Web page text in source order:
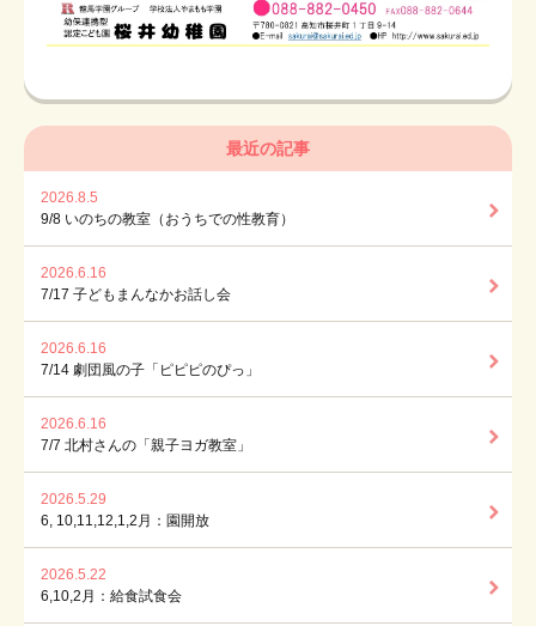
最近の記事
2026.8.5
9/8 いのちの教室（おうちでの性教育）
2026.6.16
7/17 子どもまんなかお話し会
2026.6.16
7/14 劇団風の子「ピピピのぴっ」
2026.6.16
7/7 北村さんの「親子ヨガ教室」
2026.5.29
6, 10,11,12,1,2月：園開放
2026.5.22
6,10,2月：給食試食会